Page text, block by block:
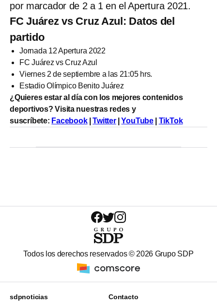
por marcador de 2 a 1 en el Apertura 2021.
FC Juárez vs Cruz Azul: Datos del
partido
Jornada 12 Apertura 2022
FC Juárez vs Cruz Azul
Viernes 2 de septiembre a las 21:05 hrs.
Estadio Olímpico Benito Juárez
¿Quieres estar al día con los mejores contenidos
deportivos? Visita nuestras redes y
suscríbete: Facebook|Twitter|YouTube TikTok
Todos los derechos reservados ©2026 Grupo SDP
sdpnoticias Contacto